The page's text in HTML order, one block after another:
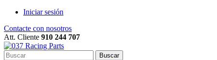
Iniciar sesión
Contacte con nosotros
Att. Cliente 910 244 707
Buscar